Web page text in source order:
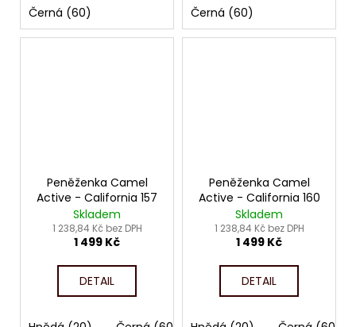
Černá (60) Černá (60)
Peněženka Camel
Active - California 157
Skladem
1 238,84 Kč bez DPH
1 499 Kč
DETAIL
Peněženka Camel
Active - California 160
Skladem
1 238,84 Kč bez DPH
1 499 Kč
DETAIL